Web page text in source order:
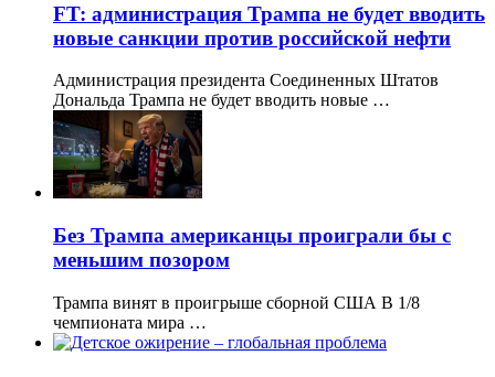
FT: администрация Трампа не будет вводить
новые санкции против российской нефти
Администрация президента Соединенных Штатов
Дональда Трампа не будет вводить новые …
Без Трампа американцы проиграли бы с
меньшим позором
Трампа винят в проигрыше сборной США В 1/8
чемпионата мира …